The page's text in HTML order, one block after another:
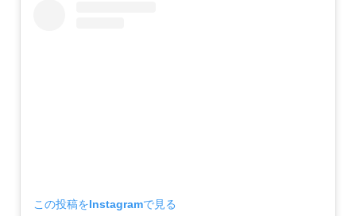
この投稿をInstagramで見る